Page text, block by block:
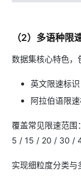
（2）多语种限
数据集核心特色，
英文限速标
阿拉伯语限速
覆盖常见限速范围：
5 / 15 / 20 / 30 /
实现细粒度分类与